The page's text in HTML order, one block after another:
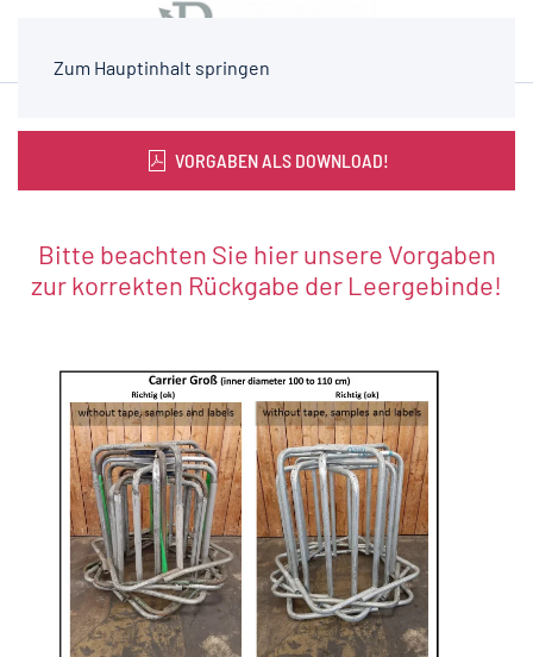
Zum Hauptinhalt springen
VORGABEN ALS DOWNLOAD!
Bitte beachten Sie hier unsere Vorgaben
zur korrekten Rückgabe der Leergebinde!